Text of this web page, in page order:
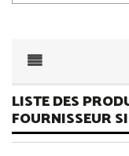
LISTE DES
FOURNISSEUR